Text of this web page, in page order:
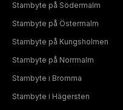
Stambyte på Södermalm
Stambyte på Östermalm
Stambyte på Kungsholmen
Stambyte på Norrmalm
Stambyte i Bromma
Stambyte i Hägersten